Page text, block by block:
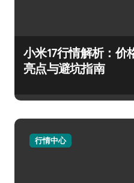
小米17行情解析：价
亮点与避坑指南
行情中心